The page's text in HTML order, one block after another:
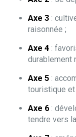
Axe 3 :
raisonnée ;
Axe 4 :
durablement
Axe 5 :
touristique
Axe 6 :
tendre vers